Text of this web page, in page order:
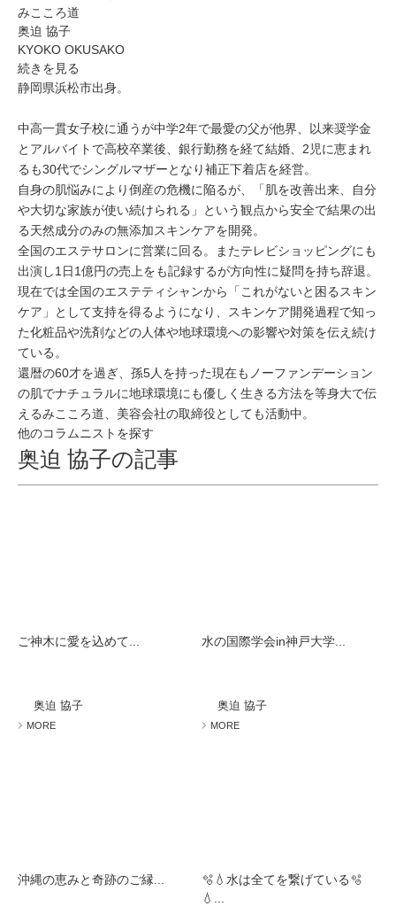
みこころ道
奥迫 協子
KYOKO OKUSAKO
続きを見る
静岡県浜松市出身。
中高一貫女子校に通うが中学2年で最愛の父が他界、以来奨学金
とアルバイトで高校卒業後、銀行勤務を経て結婚、2児に恵まれ
るも30代でシングルマザーとなり補正下着店を経営。
自身の肌悩みにより倒産の危機に陥るが、「肌を改善出来、自分
や大切な家族が使い続けられる」という観点から安全で結果の出
る天然成分のみの無添加スキンケアを開発。
全国のエステサロンに営業に回る。またテレビショッピングにも
出演し1日1億円の売上をも記録するが方向性に疑問を持ち辞退。
現在では全国のエステティシャンから「これがないと困るスキン
ケア」として支持を得るようになり、スキンケア開発過程で知っ
た化粧品や洗剤などの人体や地球環境への影響や対策を伝え続け
ている。
還暦の60才を過ぎ、孫5人を持った現在もノーファンデーション
の肌でナチュラルに地球環境にも優しく生きる方法を等身大で伝
えるみこころ道、美容会社の取締役としても活動中。
他のコラムニストを探す
奥迫 協子の記事
ご神木に愛を込めて...
奥迫 協子
MORE
水の国際学会in神戸大学...
奥迫 協子
MORE
沖縄の恵みと奇跡のご縁...
🫧💧水は全てを繋げている🫧
💧...